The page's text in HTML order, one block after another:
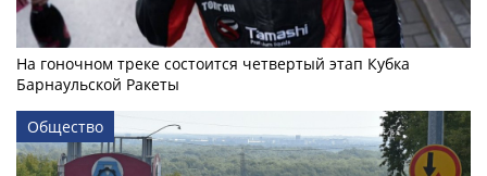
На гоночном треке состоится четвертый этап Кубка
Барнаульской Ракеты
Общество